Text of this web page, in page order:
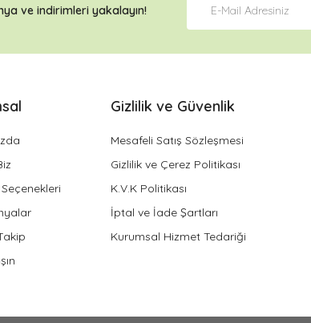
ve indirimleri yakalayın!
Gizlilik ve Güvenlik
Mesafeli Satış Sözleşmesi
Gizlilik ve Çerez Politikası
K.V.K Politikası
İptal ve İade Şartları
Kurumsal Hizmet Tedariği